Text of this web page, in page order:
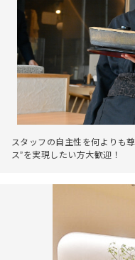
スタッフの自主性を何よりも
ス”を実現したい方大歓迎！